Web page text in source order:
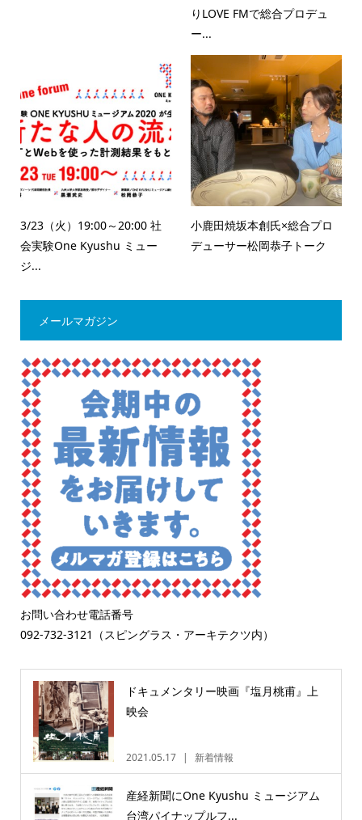
りLOVE FMで総合プロデュ
ー...
3/23（火）19:00～20:00 社
会実験One Kyushu ミュー
ジ...
小鹿田焼坂本創氏×総合プロ
デューサー松岡恭子トーク
メールマガジン
お問い合わせ電話番号
092-732-3121（スピングラス・アーキテクツ内）
ドキュメンタリー映画『塩月桃甫』上
映会
2021.05.17 新着情報
産経新聞にOne Kyushu ミュージアム
台湾パイナップルフ...